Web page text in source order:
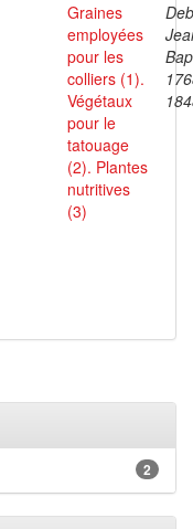
Graines
employées
pour les
colliers (1).
Végétaux
pour le
tatouage
(2). Plantes
nutritives
(3)
2